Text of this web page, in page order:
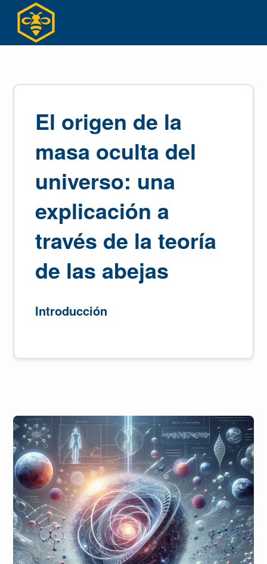
content
El origen de la
masa oculta del
universo: una
explicación a
través de la teoría
de las abejas
Introducción